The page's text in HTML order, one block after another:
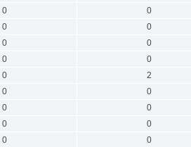
0 0
0 0
0 0
0 0
0 2
0 0
0 0
0 0
0 0